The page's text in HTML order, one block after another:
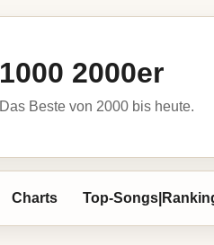
1000 2000er
Das Beste von 2000 bis heute.
Charts Top-